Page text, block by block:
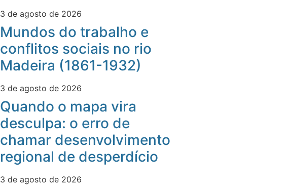
3 de agosto de 2026
Mundos do trabalho e
conflitos sociais no rio
Madeira (1861-1932)
3 de agosto de 2026
Quando o mapa vira
desculpa: o erro de
chamar desenvolvimento
regional de desperdício
3 de agosto de 2026